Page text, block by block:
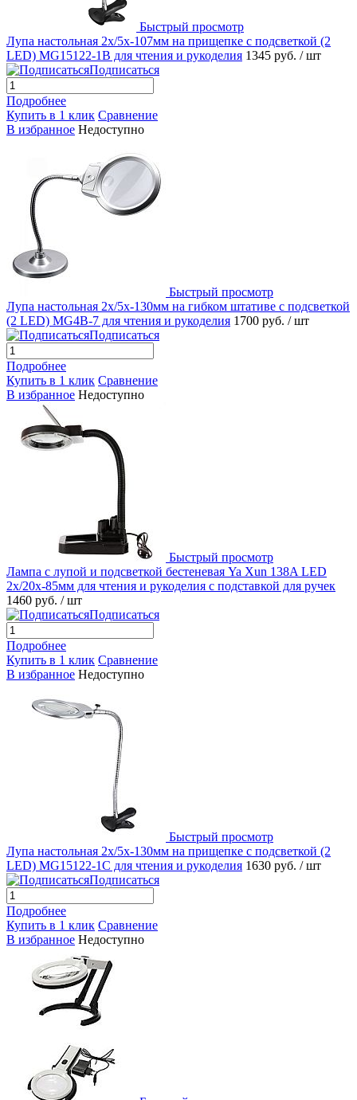
Быстрый просмотр
Лупа настольная 2x/5x-107мм на прищепке с подсветкой (2
LED) MG15122-1B для чтения и рукоделия 1345 руб. / шт
Подписаться
Подробнее
Купить в 1 клик Сравнение
В избранное Недоступно
Быстрый просмотр
Лупа настольная 2x/5x-130мм на гибком штативе с подсветкой
(2 LED) MG4B-7 для чтения и рукоделия 1700 руб. / шт
Подписаться
Подробнее
Купить в 1 клик Сравнение
В избранное Недоступно
Быстрый просмотр
Лампа с лупой и подсветкой бестеневая Ya Xun 138A LED
2x/20x-85мм для чтения и рукоделия с подставкой для ручек
1460 руб. / шт
Подписаться
Подробнее
Купить в 1 клик Сравнение
В избранное Недоступно
Быстрый просмотр
Лупа настольная 2x/5x-130мм на прищепке с подсветкой (2
LED) MG15122-1C для чтения и рукоделия 1630 руб. / шт
Подписаться
Подробнее
Купить в 1 клик Сравнение
В избранное Недоступно